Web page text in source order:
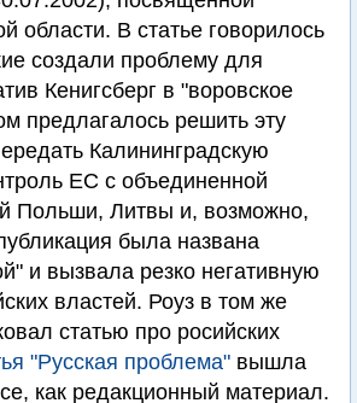
области. В статье говорилось
создали проблему для
Кенигсберг в "воровское
предлагалось решить эту
Калининградскую
ЕС с объединенной
Польши, Литвы и, возможно,
была названа
и вызвала резко негативную
властей. Роуз в том же
статью про росийских
"Русская проблема" вышла
как редакционный материал.